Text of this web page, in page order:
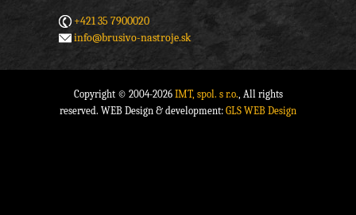
+421 35 7900020
info@brusivo-nastroje.sk
Copyright © 2004-2026 IMT, spol. s r.o., All rights
reserved. WEB Design & development: GLS WEB Design